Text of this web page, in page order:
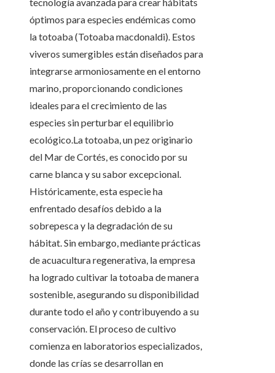
tecnología avanzada para crear hábitats
óptimos para especies endémicas como
la totoaba (Totoaba macdonaldi). Estos
viveros sumergibles están diseñados para
integrarse armoniosamente en el entorno
marino, proporcionando condiciones
ideales para el crecimiento de las
especies sin perturbar el equilibrio
ecológico.La totoaba, un pez originario
del Mar de Cortés, es conocido por su
carne blanca y su sabor excepcional.
Históricamente, esta especie ha
enfrentado desafíos debido a la
sobrepesca y la degradación de su
hábitat. Sin embargo, mediante prácticas
de acuacultura regenerativa, la empresa
ha logrado cultivar la totoaba de manera
sostenible, asegurando su disponibilidad
durante todo el año y contribuyendo a su
conservación. El proceso de cultivo
comienza en laboratorios especializados,
donde las crías se desarrollan en